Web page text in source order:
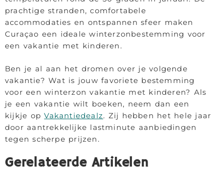
prachtige stranden, comfortabele
accommodaties en ontspannen sfeer maken
Curaçao een ideale winterzonbestemming voor
een vakantie met kinderen.
Ben je al aan het dromen over je volgende
vakantie? Wat is jouw favoriete bestemming
voor een winterzon vakantie met kinderen? Als
je een vakantie wilt boeken, neem dan een
kijkje opVakantiedealz. Zij hebben het hele jaar
door aantrekkelijke lastminute aanbiedingen
tegen scherpe prijzen.
Gerelateerde Artikelen